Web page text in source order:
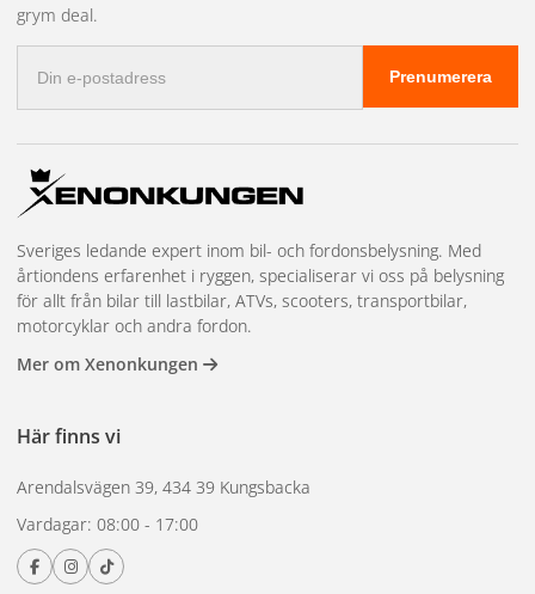
kablage för Lazer
Superseal 282080-1och är tillverkat i 2x1mm² PVC-ledare.
Övergången är tätad med krympslang med lim – för optimal
En komplett lösning för dig som sökerenkel montering,
proffsig finish och kompromisslös prestanda
Utvecklat för Lazers extraljus
Klar att användas direkt – ingen modifiering krävs
Skyddad mot fukt, smuts och vibrationer
Professionell kabelförsegling med krympslang
välj rätt kablage från start.
grym deal.
postadress
Prenumerera
Sveriges ledande expert inom bil- och fordonsbelysning. Med
årtiondens erfarenhet i ryggen, specialiserar vi oss på belysning
för allt från bilar till lastbilar, ATVs, scooters, transportbilar,
motorcyklar och andra fordon.
Mer om Xenonkungen
Här finns vi
Arendalsvägen 39, 434 39 Kungsbacka
Vardagar: 08:00 - 17:00